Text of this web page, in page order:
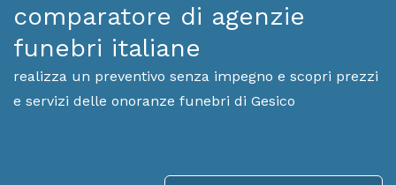
comparatore di agenzie
funebri italiane
realizza un preventivo senza impegno e scopri prezzi
e servizi delle onoranze funebri di Gesico